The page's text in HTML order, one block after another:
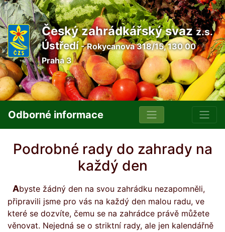
Český zahrádkářský svazz.s.
Ústředí- Rokycanova 318/15, 130 00
Praha 3
Odborné informace
Podrobné rady do zahrady na
každý den
Abyste žádný den na svou zahrádku nezapomněli,
připravili jsme pro vás na každý den malou radu, ve
které se dozvíte, čemu se na zahrádce právě můžete
věnovat. Nejedná se o striktní rady, ale jen kalendářně